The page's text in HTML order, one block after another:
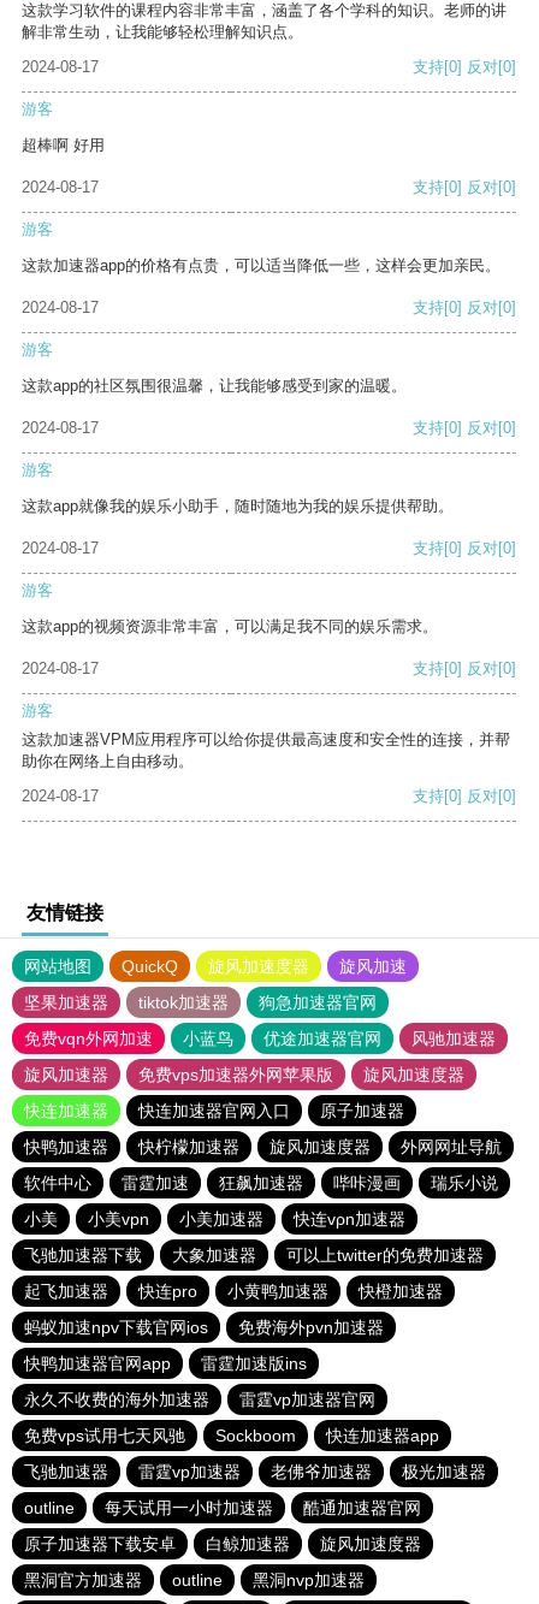
这款学习软件的课程内容非常丰富，涵盖了各个学科的知识。老师的讲
解非常生动，让我能够轻松理解知识点。
2024-08-17
支持[0] 反对[0]
游客
超棒啊 好用
2024-08-17 支持[0] 反对[0]
游客
这款加速器app的价格有点贵，可以适当降低一些，这样会更加亲民。
2024-08-17 支持[0] 反对[0]
游客
这款app的社区氛围很温馨，让我能够感受到家的温暖。
2024-08-17 支持[0] 反对[0]
游客
这款app就像我的娱乐小助手，随时随地为我的娱乐提供帮助。
2024-08-17 支持[0] 反对[0]
游客
这款app的视频资源非常丰富，可以满足我不同的娱乐需求。
2024-08-17 支持[0] 反对[0]
游客
这款加速器VPM应用程序可以给你提供最高速度和安全性的连接，并帮
助你在网络上自由移动。
2024-08-17
支持[0] 反对[0]
友情链接
网站地图 QuickQ 旋风加速度器
旋风加速
坚果加速器
tiktok加速器
狗急加速器官网
免费vqn外网加速
小蓝鸟 优途加速器官网
风驰加速器
旋风加速器
免费vps加速器外网苹果版
旋风加速度器
快连加速器
快连加速器官网入口
原子加速器
快鸭加速器
快柠檬加速器 旋风加速度器
外网网址导航
软件中心
雷霆加速 狂飙加速器 哔咔漫画
瑞乐小说
小美
小美vpn 小美加速器
快连vρn加速器
飞驰加速器下载
大象加速器
可以上twitter的免费加速器
起飞加速器
快连pro 小黄鸭加速器
快橙加速器
蚂蚁加速npv下载官网ios
免费海外pvn加速器
快鸭加速器官网app
雷霆加速版ins
永久不收费的海外加速器
雷霆vp加速器官网
免费vps试用七天风驰
Sockboom
快连加速器app
飞驰加速器
雷霆vp加速器 老佛爷加速器
极光加速器
outline
每天试用一小时加速器
酷通加速器官网
原子加速器下载安卓
白鲸加速器
旋风加速度器
黑洞官方加速器
outline 黑洞nvp加速器